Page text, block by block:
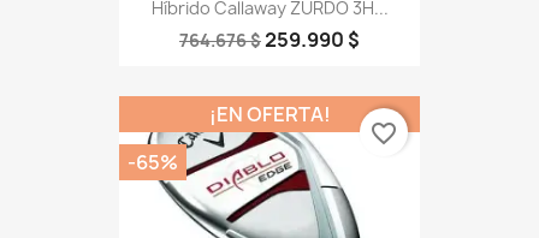
Híbrido Callaway ZURDO 3H...
764.676 $259.990 $
¡EN OFERTA!
-65%
favorite_border